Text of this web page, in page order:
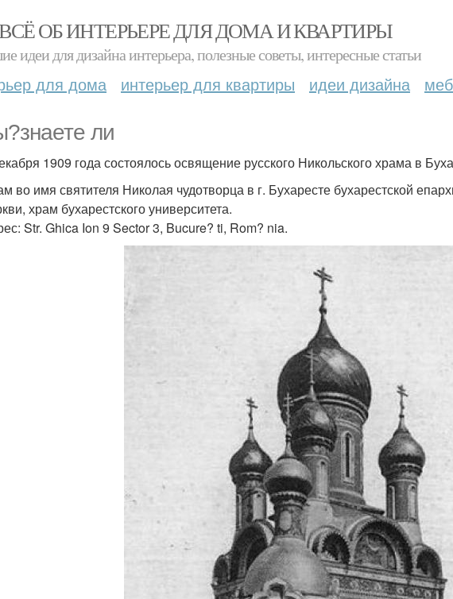
ОБ ИНТЕРЬЕРЕ ДЛЯ ДОМА И КВАРТИРЫ
идеи для дизайна интерьера, полезные советы, интересные статьи
для дома интерьер для квартиры идеи дизайна
ли
1909 года состоялось освящение русского Никольского храма в
во имя святителя Николая чудотворца в г. Бухаресте бухарестской
храм бухарестского университета.
Str. Ghica Ion 9 Sector 3, Bucure? ti, Rom? nia.